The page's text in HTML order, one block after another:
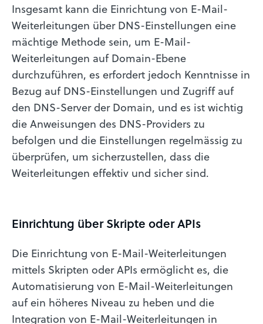
Insgesamt kann die Einrichtung von E-Mail-
Weiterleitungen über DNS-Einstellungen eine
mächtige Methode sein, um E-Mail-
Weiterleitungen auf Domain-Ebene
durchzuführen, es erfordert jedoch Kenntnisse in
Bezug auf DNS-Einstellungen und Zugriff auf
den DNS-Server der Domain, und es ist wichtig
die Anweisungen des DNS-Providers zu
befolgen und die Einstellungen regelmässig zu
überprüfen, um sicherzustellen, dass die
Weiterleitungen effektiv und sicher sind.
Einrichtung über Skripte oder APIs
Die Einrichtung von E-Mail-Weiterleitungen
mittels Skripten oder APIs ermöglicht es, die
Automatisierung von E-Mail-Weiterleitungen
auf ein höheres Niveau zu heben und die
Integration von E-Mail-Weiterleitungen in